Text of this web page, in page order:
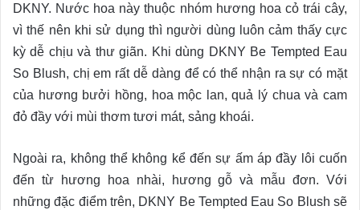
DKNY. Nước hoa này thuộc nhóm hương hoa cỏ trái cây,
vì thế nên khi sử dụng thì người dùng luôn cảm thấy cực
kỳ dễ chịu và thư giãn. Khi dùng DKNY Be Tempted Eau
So Blush, chị em rất dễ dàng để có thể nhận ra sự có mặt
của hương bưởi hồng, hoa mộc lan, quả lý chua và cam
đỏ đầy với mùi thơm tươi mát, sảng khoái.
Ngoài ra, không thể không kể đến sự ấm áp đầy lôi cuốn
đến từ hương hoa nhài, hương gỗ và mẫu đơn. Với
những đặc điểm trên, DKNY Be Tempted Eau So Blush sẽ